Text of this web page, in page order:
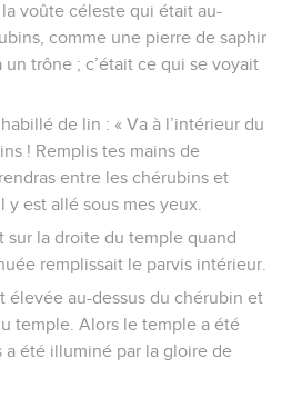
la voûte céleste qui était au-
comme une pierre de saphir
un trône ; c’était ce qui se voyait
de lin : « Va à l’intérieur du
! Remplis tes mains de
entre les chérubins et
y est allé sous mes yeux.
sur la droite du temple quand
remplissait le parvis intérieur.
élevée au-dessus du chérubin et
temple. Alors le temple a été
été illuminé par la gloire de